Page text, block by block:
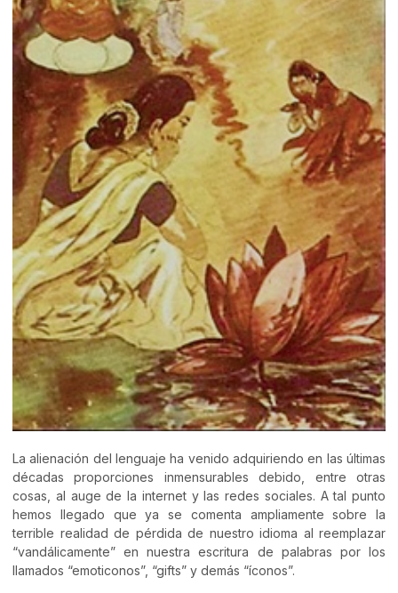
La alienación del lenguaje ha venido adquiriendo en las últimas
décadas proporciones inmensurables debido, entre otras
cosas, al auge de la internet y las redes sociales. A tal punto
hemos llegado que ya se comenta ampliamente sobre la
terrible realidad de pérdida de nuestro idioma al reemplazar
“vandálicamente” en nuestra escritura de palabras por los
llamados “emoticonos”, “gifts” y demás “íconos”.